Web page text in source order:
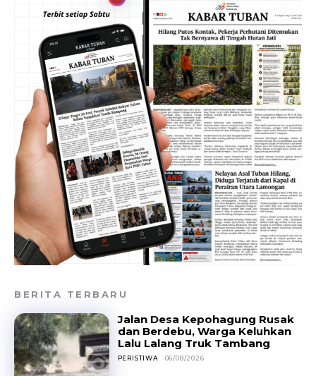
BERITA TERBARU
Jalan Desa Kepohagung Rusak
dan Berdebu, Warga Keluhkan
Lalu Lalang Truk Tambang
PERISTIWA 06/08/2026